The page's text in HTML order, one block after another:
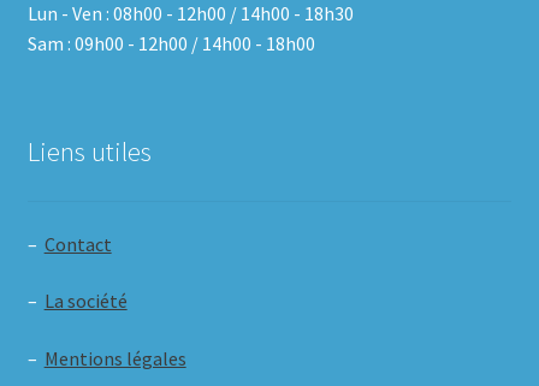
Lun - Ven : 08h00 - 12h00 / 14h00 - 18h30
Sam : 09h00 - 12h00 / 14h00 - 18h00
Liens utiles
– Contact
– La société
– Mentions légales